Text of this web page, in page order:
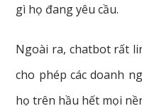
gì họ đang yêu cầu.
Ngoài ra, chatbot rất
cho phép các doanh
họ trên hầu hết mọi